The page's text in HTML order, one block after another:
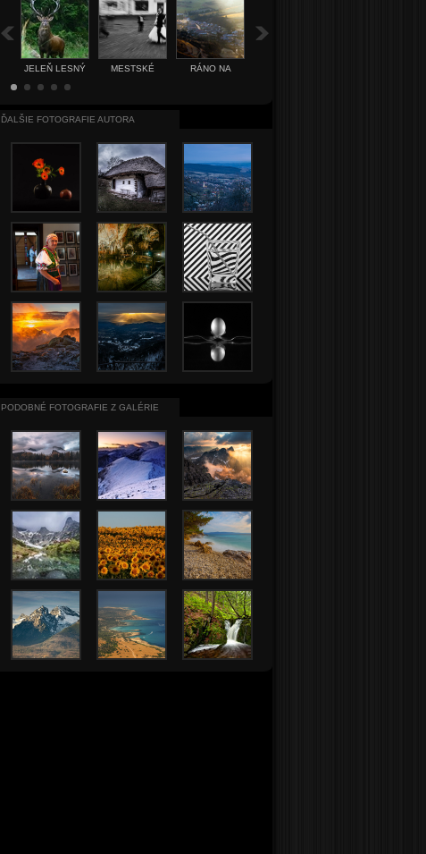
JELEŇ LESNÝ
MESTSKÉ
RÁNO NA
ĎALŠIE FOTOGRAFIE AUTORA
PODOBNÉ FOTOGRAFIE Z GALÉRIE